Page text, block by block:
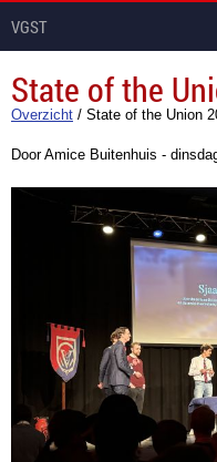
VGST
State of the
Overzicht / State of the Union
Door Amice Buitenhuis -